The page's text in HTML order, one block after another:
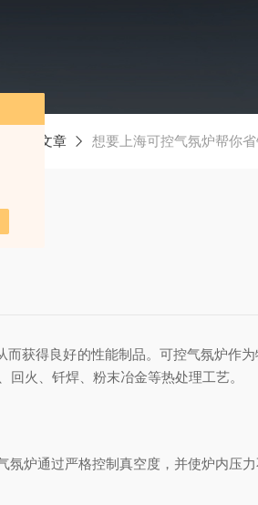
技术文章 想要上海可控气氛炉帮你
获得良好的性能制品。可控气氛炉作为
火、钎焊、粉末冶金等热处理工艺。
炉通过严格控制真空度，并使炉内压